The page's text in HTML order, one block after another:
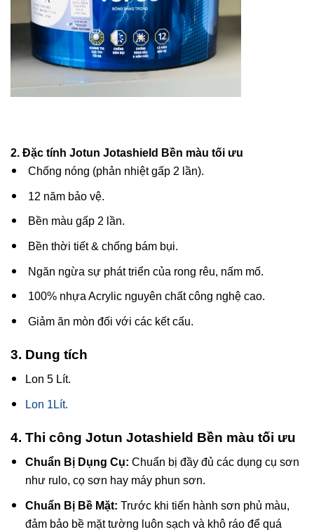
2. Đặc tính Jotun Jotashield Bền màu tối ưu
Chống nóng (phản nhiệt gấp 2 lần).
12 năm bảo vệ.
Bền màu gấp 2 lần.
Bền thời tiết & chống bám bụi.
Ngăn ngừa sự phát triển của rong rêu, nấm mố.
100% nhựa Acrylic nguyên chất công nghệ cao.
Giảm ăn mòn đối với các kết cấu.
3. Dung tích
Lon 5 Lít.
Lon 1Lít.
4. Thi công Jotun Jotashield Bền màu tối ưu
Chuẩn Bị Dụng Cụ: Chuẩn bị đầy đủ các dụng cụ sơn
như rulo, cọ sơn hay máy phun sơn.
Chuẩn Bị Bề Mặt: Trước khi tiến hành sơn phủ màu,
đảm bảo bề mặt tường luôn sạch và khô ráo để quá